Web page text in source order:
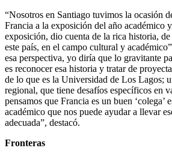
“Nosotros en Santiago tuvimos la ocasión
Francia a la exposición del año académico
exposición, dio cuenta de la rica historia,
este país, en el campo cultural y
esa perspectiva, yo diría que lo gravitante
es reconocer esa historia y tratar de
de lo que es la Universidad de Los Lagos;
regional, que tiene desafíos específicos en
pensamos que Francia es un buen ‘colega’
académico que nos puede ayudar a llevar
adecuada”, destacó.
Fronteras